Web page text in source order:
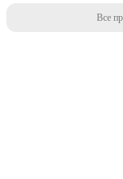
Все